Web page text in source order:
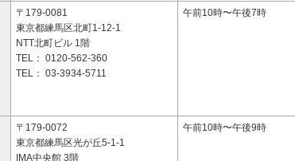
〒179-0081
東京都練馬区北町1-12-1
NTT北町ビル 1階
TEL： 0120-562-360
TEL： 03-3934-5711
午前10時〜午後7時
〒179-0072
東京都練馬区光が丘5-1-1
IMA中央館 3階
午前10時〜午後9時